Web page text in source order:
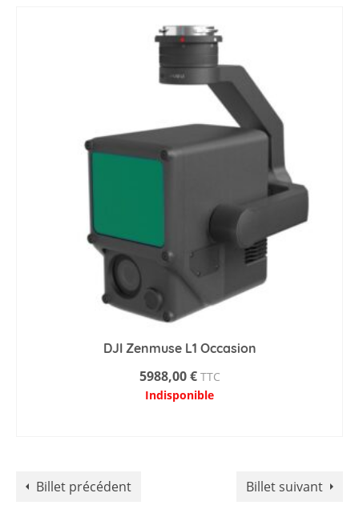
DJI Zenmuse L1 Occasion
5988,00€ TTC
Indisponible
Billet précédent Billet suivant